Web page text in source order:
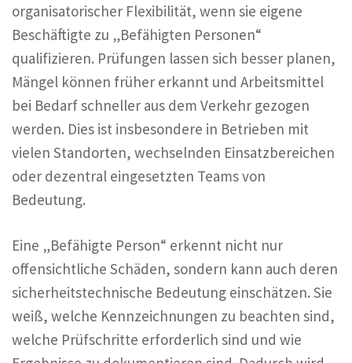
organisatorischer Flexibilität, wenn sie eigene
Beschäftigte zu „Befähigten Personen“
qualifizieren. Prüfungen lassen sich besser planen,
Mängel können früher erkannt und Arbeitsmittel
bei Bedarf schneller aus dem Verkehr gezogen
werden. Dies ist insbesondere in Betrieben mit
vielen Standorten, wechselnden Einsatzbereichen
oder dezentral eingesetzten Teams von
Bedeutung.
Eine „Befähigte Person“ erkennt nicht nur
offensichtliche Schäden, sondern kann auch deren
sicherheitstechnische Bedeutung einschätzen. Sie
weiß, welche Kennzeichnungen zu beachten sind,
welche Prüfschritte erforderlich sind und wie